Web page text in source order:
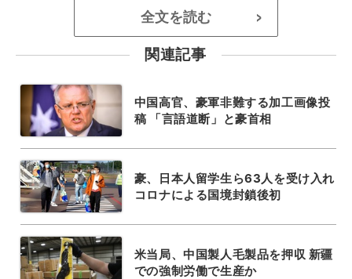
全文を読む >
関連記事
中国高官、豪軍非難する加工画像投
稿 「言語道断」と豪首相
豪、日本人留学生ら63人を受け入れ
コロナによる国境封鎖後初
米当局、中国製人毛製品を押収 新疆
での強制労働で生産か